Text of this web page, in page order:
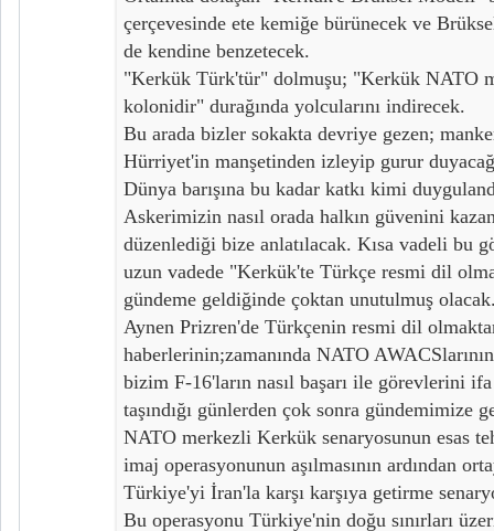
çerçevesinde ete kemiğe bürünecek ve
de kendine benzetecek.
"Kerkük Türk'tür" dolmuşu; "Kerkük NATO
kolonidir" durağında yolcularını indirecek.
Bu arada bizler sokakta devriye gezen;
Hürriyet'in manşetinden izleyip gurur
Dünya barışına bu kadar katkı kimi
Askerimizin nasıl orada halkın güvenini
düzenlediği bize anlatılacak. Kısa vadeli bu
uzun vadede "Kerkük'te Türkçe resmi dil
gündeme geldiğinde çoktan unutulmuş
Aynen Prizren'de Türkçenin resmi dil
haberlerinin;zamanında NATO
bizim F-16'ların nasıl başarı ile görevlerini
taşındığı günlerden çok sonra gündemimize
NATO merkezli Kerkük senaryosunun esas
imaj operasyonunun aşılmasının ardından
Türkiye'yi İran'la karşı karşıya getirme
Bu operasyonu Türkiye'nin doğu sınırları